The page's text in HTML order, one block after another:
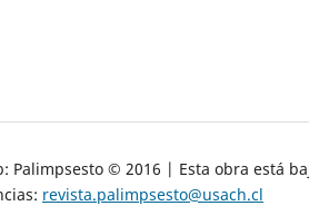
Palimpsesto © 2016 | Esta obra está
revista.palimpsesto@usach.cl